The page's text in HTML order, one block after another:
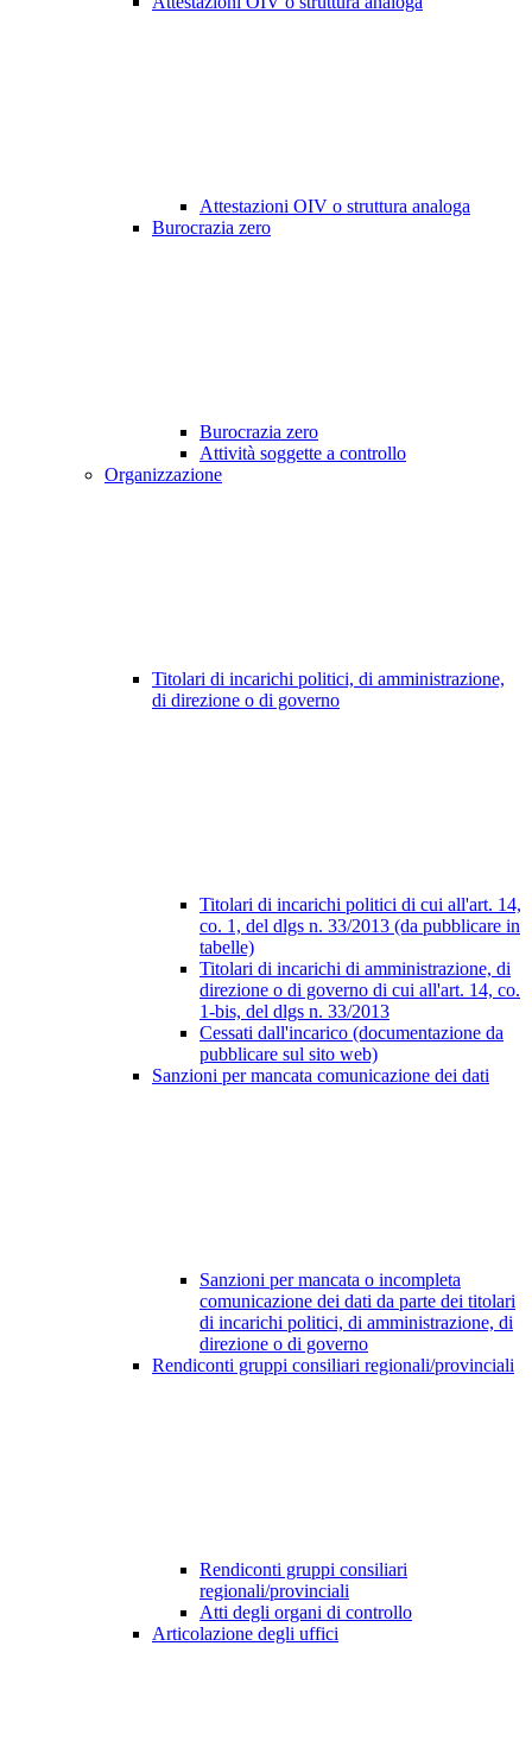
Attestazioni OIV o struttura analoga
Burocrazia zero
Burocrazia zero
Attività soggette a controllo
Organizzazione
Titolari di incarichi politici, di amministrazione,
di direzione o di governo
Titolari di incarichi politici di cui all'art. 14,
co. 1, del dlgs n. 33/2013 (da pubblicare in
tabelle)
Titolari di incarichi di amministrazione, di
direzione o di governo di cui all'art. 14, co.
1-bis, del dlgs n. 33/2013
Cessati dall'incarico (documentazione da
pubblicare sul sito web)
Sanzioni per mancata comunicazione dei dati
Sanzioni per mancata o incompleta
comunicazione dei dati da parte dei titolari
di incarichi politici, di amministrazione, di
direzione o di governo
Rendiconti gruppi consiliari regionali/provinciali
Rendiconti gruppi consiliari
regionali/provinciali
Atti degli organi di controllo
Articolazione degli uffici